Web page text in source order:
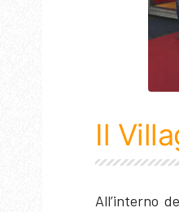
Il
All’interno